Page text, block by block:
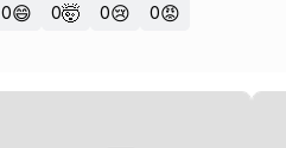
0😄 0🤯 0😢 0😡